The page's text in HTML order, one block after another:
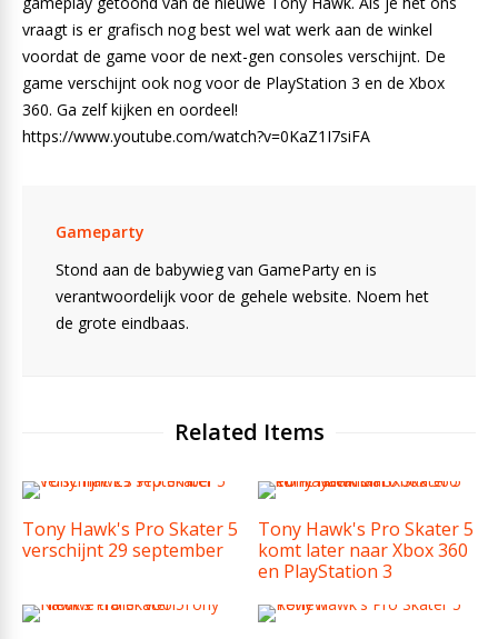
vraagt is er grafisch nog best wel wat werk aan de winkel
voordat de game voor de next-gen consoles verschijnt. De
game verschijnt ook nog voor de PlayStation 3 en de Xbox
360. Ga zelf kijken en oordeel!
https://www.youtube.com/watch?v=0KaZ1I7siFA
Gameparty
Stond aan de babywieg van GameParty en is
verantwoordelijk voor de gehele website. Noem het
de grote eindbaas.
Related Items
Tony Hawk's Pro Skater 5
verschijnt 29 september
Tony Hawk's Pro Skater 5
komt later naar Xbox 360
en PlayStation 3